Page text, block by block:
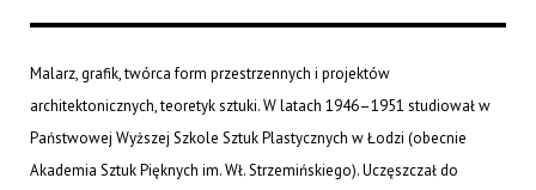
Malarz, grafik, twórca form przestrzennych i projektów
architektonicznych, teoretyk sztuki. W latach 1946–1951 studiował w
Państwowej Wyższej Szkole Sztuk Plastycznych w Łodzi (obecnie
Akademia Sztuk Pięknych im. Wł. Strzemińskiego). Uczęszczał do